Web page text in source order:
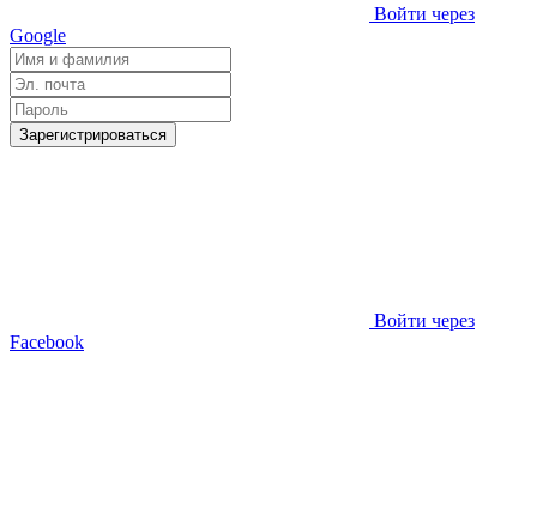
Войти через
Google
Зарегистрироваться
Войти через
Facebook